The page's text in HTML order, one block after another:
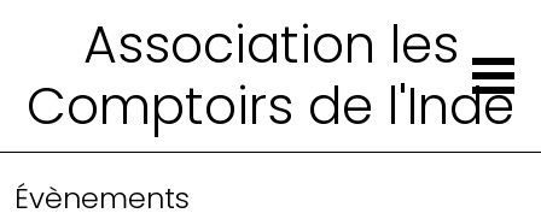
Association les
Comptoirs de l'Inde
Évènements
4 h 00 min